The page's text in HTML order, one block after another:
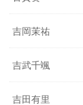
吉岡茉祐
吉武千颯
吉田有里